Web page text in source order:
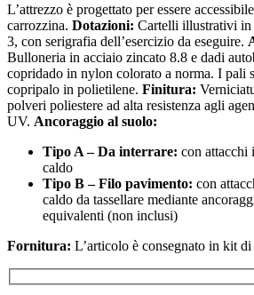
L’attrezzo è progettato per essere
carrozzina. Dotazioni: Cartelli illustrativi
3, con serigrafia dell’esercizio da eseguire.
Bulloneria in acciaio zincato 8.8 e dadi
copridado in nylon colorato a norma. I pali
copripalo in polietilene. Finitura:
polveri poliestere ad alta resistenza agli
UV. Ancoraggio al suolo:
Tipo A – Da interrare: con attacchi
caldo
Tipo B – Filo pavimento: con
caldo da tassellare mediante
equivalenti (non inclusi)
Fornitura: L’articolo è consegnato in kit